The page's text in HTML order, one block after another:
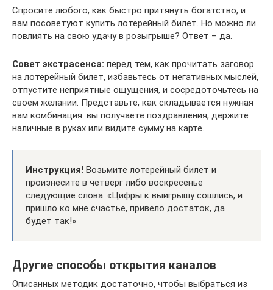
Спросите любого, как быстро притянуть богатство, и
вам посоветуют купить лотерейный билет. Но можно ли
повлиять на свою удачу в розыгрыше? Ответ – да.
Совет экстрасенса: перед тем, как прочитать заговор
на лотерейный билет, избавьтесь от негативных мыслей,
отпустите неприятные ощущения, и сосредоточьтесь на
своем желании. Представьте, как складывается нужная
вам комбинация: вы получаете поздравления, держите
наличные в руках или видите сумму на карте.
Инструкция! Возьмите лотерейный билет и
произнесите в четверг либо воскресенье
следующие слова: «Цифры к выигрышу сошлись, и
пришло ко мне счастье, привело достаток, да
будет так!»
Другие способы открытия каналов
Описанных методик достаточно, чтобы выбраться из